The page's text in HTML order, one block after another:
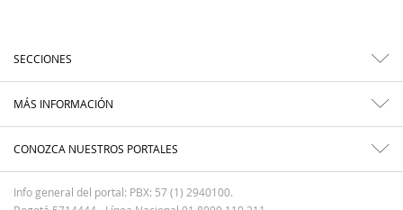
SECCIONES
MÁS INFORMACIÓN
CONOZCA NUESTROS PORTALES
Info general del portal: PBX: 57 (1) 2940100.